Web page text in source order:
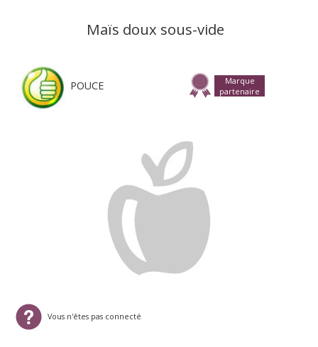
Maïs doux sous-vide
POUCE
Marque
partenaire
Vous n'êtes pas connecté